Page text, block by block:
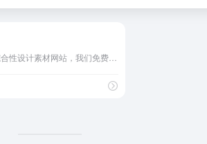
给图网是完全免费的大型综合性设计素材网站，我们免费提供高清透明免抠元素、矢量图标素材、海报广告背景、电商淘宝套图模板、office办公文档、壁纸插画等大量模板素材源文件，包含psd，ai，png，cdr，dwg，eps，jpg，ppt，excel，word等各种格式素材。